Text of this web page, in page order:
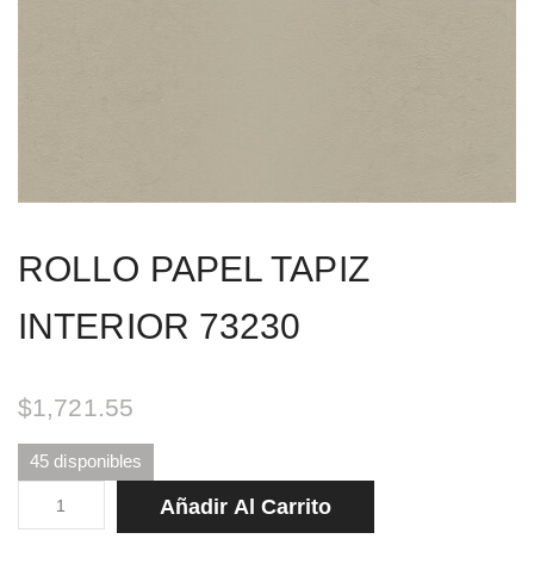
ROLLO PAPEL TAPIZ
INTERIOR 73230
$1,721.55
45 disponibles
ROLLO
PAPEL
Añadir Al Carrito